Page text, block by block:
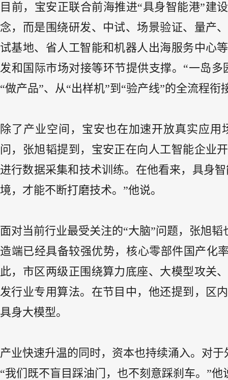
目前，宝安正联合前海推进“具身智能港”建
念，而是围绕研发、中试、场景验证、量产
试基地、省人工智能和机器人出海服务中心
发和国际市场对接等环节提供支撑。“一岛
“做产品”、从“出样机”到“验产线”的全流程衔
除了产业空间，宝安也在加速开放真实应
问，张旭韬提到，宝安正在向人工智能企业
进行数据采集和技术训练。在他看来，具身
境，才能不断打磨技术。”他说。
面对当前行业最受关注的“大脑”问题，张旭
造端已经具备较强优势，核心零部件国产化
此，市区两级正围绕算力底座、大模型攻关
发行业专用算法。在节目中，他还提到，区
具身大模型。
产业快速升温的同时，资本也持续涌入。对
“我们既不盲目踩油门，也不刻意踩刹车。”他